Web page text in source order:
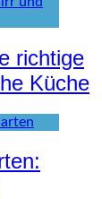
richtige
Küche